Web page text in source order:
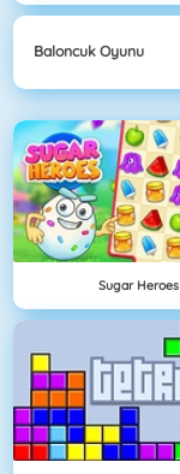
Baloncuk Oyunu
Sugar Heroes